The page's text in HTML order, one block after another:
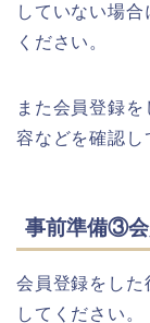
していない場
ください。
また会員登録
容などを確認し
事前準備③会
会員登録をした
してください。